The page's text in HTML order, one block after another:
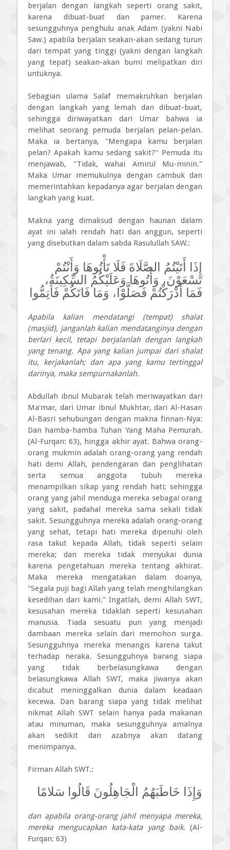
berjalan dengan langkah seperti orang sakit,
karena dibuat-buat dan pamer. Karena
sesungguhnya penghulu anak Adam (yakni Nabi
Saw.) apabila berjalan seakan-akan sedang turun
dari tempat yang tinggi (yakni dengan langkah
yang tepat) seakan-akan bumi melipatkan diri
untuknya.
Sebagian ulama Salaf memakruhkan berjalan
dengan langkah yang lemah dan dibuat-buat,
sehingga diriwayatkan dari Umar bahwa ia
melihat seorang pemuda berjalan pelan-pelan.
Maka ia bertanya, "Mengapa kamu berjalan
pelan? Apakah kamu sedang sakit?" Pemuda itu
menjawab, "Tidak, wahai Amirul Mu-minin."
Maka Umar memukulnya dengan cambuk dan
memerintahkan kepadanya agar berjalan dengan
langkah yang kuat.
Makna yang dimaksud dengan haunan dalam
ayat ini ialah rendah hati dan anggun, seperti
yang disebutkan dalam sabda Rasulullah SAW.:
إِذَا أَتَيْتُمُ الصَّلَاةَ فَلَا تَأْتُوهَا وَأَنْتُمْ
تَسْعَوْنَ، وَأْتُوهَا وَعَلَيْكُمُ السِّكِينَةُ،
فَمَا أَدْرَكْتُمْ فَصَلَّوْا، وَمَا فَاتَكُمْ فَأَتِمُّوا
Apabila kalian mendatangi (tempat) shalat
(masjid), janganlah kalian mendatanginya dengan
berlari kecil, tetapi berjalanlah dengan langkah
yang tenang. Apa yang kalian jumpai dari shalat
itu, kerjakanlah; dan apa yang kamu tertinggal
darinya, maka sempurnakanlah.
Abdullah ibnul Mubarak telah meriwayatkan dari
Ma'mar, dari Umar ibnul Mukhtar, dari Al-Hasan
Al-Basri sehubungan dengan makna finnan-Nya:
Dan hamba-hamba Tuhan Yang Maha Pemurah.
(Al-Furqan: 63), hingga akhir ayat. Bahwa orang-
orang mukmin adalah orang-orang yang rendah
hati demi Allah, pendengaran dan penglihatan
serta semua anggota tubuh mereka
menampilkan sikap yang rendah hati; sehingga
orang yang jahil menduga mereka sebagai orang
yang sakit, padahal mereka sama sekali tidak
sakit. Sesungguhnya mereka adalah orang-orang
yang sehat, tetapi hati mereka dipenuhi oleh
rasa takut kepada Allah, tidak seperti selain
mereka; dan mereka tidak menyukai dunia
karena pengetahuan mereka tentang akhirat.
Maka mereka mengatakan dalam doanya,
"Segala puji bagi Allah yang telah menghilangkan
kesedihan dari kami." Ingatlah, demi Allah SWT,
kesusahan mereka tidaklah seperti kesusahan
manusia. Tiada sesuatu pun yang menjadi
dambaan mereka selain dari memohon surga.
Sesungguhnya mereka menangis karena takut
terhadap neraka. Sesungguhnya barang siapa
yang tidak berbelasungkawa dengan
belasungkawa Allah SWT, maka jiwanya akan
dicabut meninggalkan dunia dalam keadaan
kecewa. Dan barang siapa yang tidak melihat
nikmat Allah SWT selain hanya pada makanan
atau minuman, maka sesungguhnya amalnya
akan sedikit dan azabnya akan datang
menimpanya.
Firman Allah SWT.:
وَإِذَا خَاطَبَهُمُ الْجَاهِلُونَ قَالُوا سَلامًا
dan apabila orang-orang jahil menyapa mereka,
mereka mengucapkan kata-kata yang baik. (Al-
Furqan: 63)